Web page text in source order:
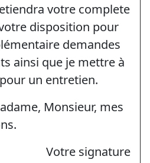
votre complete
disposition pour
demandes
ainsi que je mettre à
un entretien.
Monsieur, mes
Votre signature